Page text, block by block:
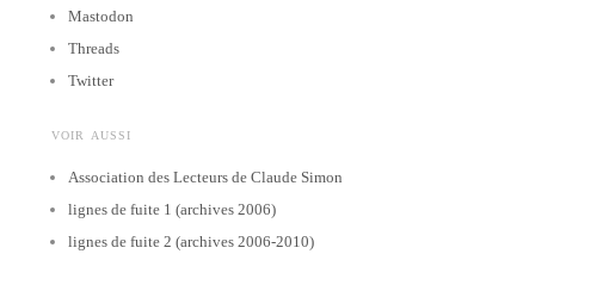
Mastodon
Threads
Twitter
VOIR AUSSI
Association des Lecteurs de Claude Simon
lignes de fuite 1 (archives 2006)
lignes de fuite 2 (archives 2006-2010)